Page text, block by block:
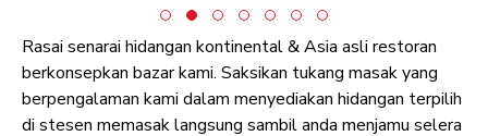
Rasai senarai hidangan kontinental & Asia asli restoran
berkonsepkan bazar kami. Saksikan tukang masak yang
berpengalaman kami dalam menyediakan hidangan terpilih
di stesen memasak langsung sambil anda menjamu selera